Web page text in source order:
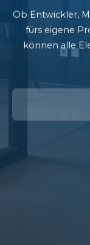
Ob Entwickler,
fürs eigene
können alle